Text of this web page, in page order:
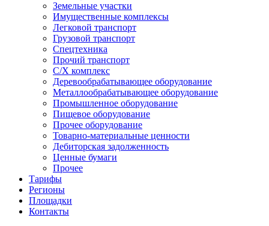
Земельные участки
Имущественные комплексы
Легковой транспорт
Грузовой транспорт
Спецтехника
Прочий транспорт
С/Х комплекс
Деревообрабатывающее оборудование
Металлообрабатывающее оборудование
Промышленное оборудование
Пищевое оборудование
Прочее оборудование
Товарно-материальные ценности
Дебиторская задолженность
Ценные бумаги
Прочее
Тарифы
Регионы
Площадки
Контакты